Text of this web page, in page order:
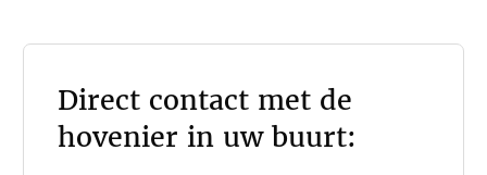
Direct contact met de
hovenier in uw buurt: